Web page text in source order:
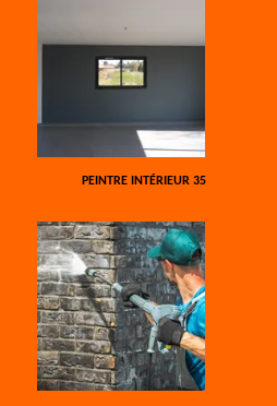
PEINTRE INTÉRIEUR 35